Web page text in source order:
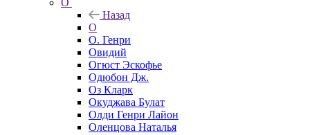
О
Назад
О
О. Генри
Овидий
Огюст Эскофье
Одюбон Дж.
Оз Кларк
Окуджава Булат
Олди Генри Лайон
Оленцова Наталья